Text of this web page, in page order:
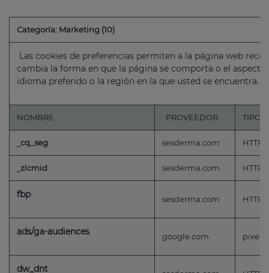
Categoría: Marketing (10)
Las cookies de preferencias permiten a la página web
cambia la forma en que la página se comporta o el
idioma preferido o la región en la que usted se encuentra.
NOMBRE PROVEEDOR TIPO
cq_seg sesderma.com HTTP
zlcmid sesderma.com HTTP
fbp sesderma.com HTTP
ads/ga-audiences google.com pixel
dw_dnt